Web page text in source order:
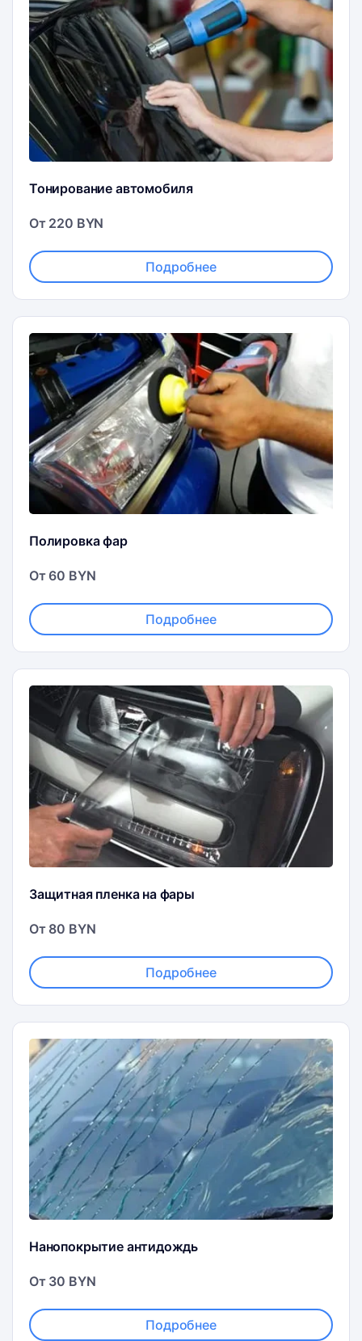
Тонирование автомобиля
От 220 BYN
Подробнее
Полировка фар
От 60 BYN
Подробнее
Защитная пленка на фары
От 80 BYN
Подробнее
Нанопокрытие антидождь
От 30 BYN
Подробнее